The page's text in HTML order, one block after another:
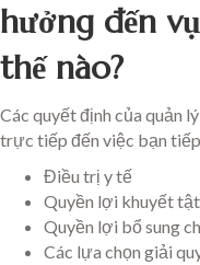
hưởng đến
thế nào?
Các quyết định của quản
trực tiếp đến việc bạn
Điều trị y tế
Quyền lợi khuyết
Quyền lợi bổ sung
Các lựa chọn giải